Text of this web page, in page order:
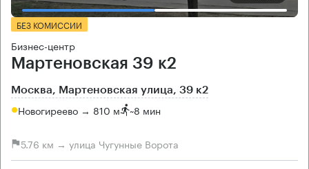
БЕЗ КОМИССИИ
Бизнес-центр
Мартеновская 39 к2
Москва, Мартеновская улица, 39 к2
Новогиреево → 810 м ~8 мин
5.76 км → улица Чугунные Ворота